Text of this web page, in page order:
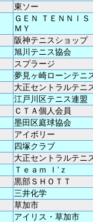
東ソー
ＧＥＮ ＴＥＮＮＩ
ＭＹ
阪神テニスショップ
旭川テニス協会
スプラージ
夢見ヶ崎ローンテニ
大正セントラルテニ
江戸川区テニス連盟
ＣＴＡ個人会員
墨田区庭球協会
アイボリー
四塚クラブ
大正セントラルテニ
Ｔｅａｍ Ｉ’ｚ
黒部ＳＨＯＴＴ
三井化学
草加市
アイリス・草加市